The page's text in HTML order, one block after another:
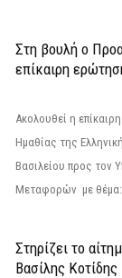
Στη βουλή ο
επίκαιρη
Ακολουθεί η
Ημαθίας της
Βασιλείου προς τον
Μεταφορών με θέμα:
Στηρίζει το
Βασίλης Κοτίδης